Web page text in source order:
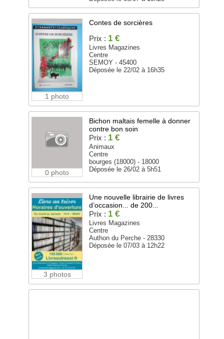
1 photo
Contes de sorcières
Prix : 1 €
Livres Magazines
Centre
SEMOY - 45400
Déposée le 22/02 à 16h35
0 photo
Bichon maltais femelle à donner
contre bon soin
Prix : 1 €
Animaux
Centre
bourges (18000) - 18000
Déposée le 26/02 à 5h51
3 photos
Une nouvelle librairie de livres
d’occasion... de 200...
Prix : 1 €
Livres Magazines
Centre
Authon du Perche - 28330
Déposée le 07/03 à 12h22